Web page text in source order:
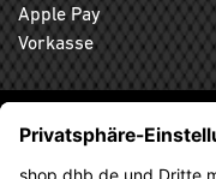
Apple Pay
Vorkasse
ABONNIEREN SIE DEN
NEWSLETTER UND